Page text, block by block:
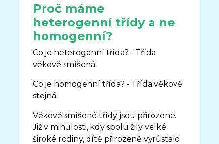
Proč máme
heterogenní třídy a ne
homogenní?
Co je heterogenní třída? - Třída
věkově smíšená.
Co je homogenní třída? - Třída věkově
stejná.
Věkově smíšené třídy jsou přirozené.
Již v minulosti, kdy spolu žily velké
široké rodiny, dítě přirozeně vyrůstalo